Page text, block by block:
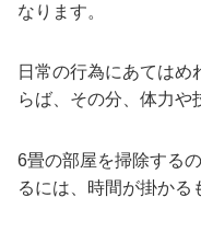
なります。
日常の行為にあてはめ
らば、その分、体力や
6畳の部屋を掃除する
るには、時間が掛かる